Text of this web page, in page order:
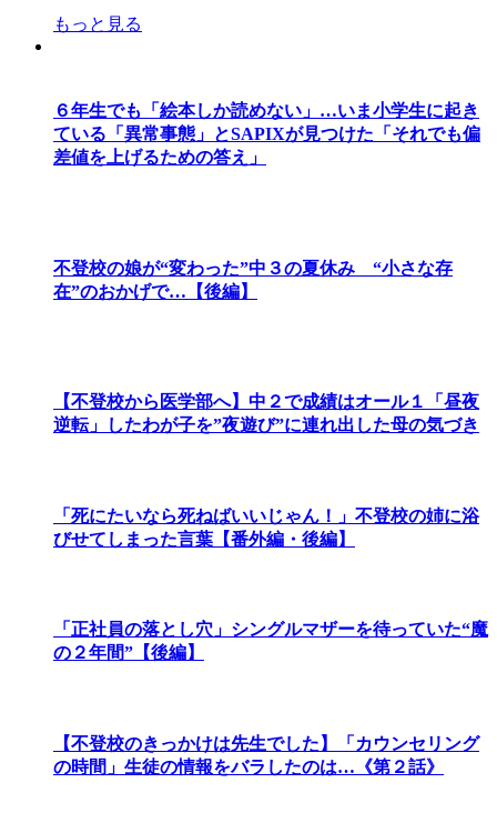
もっと見る
６年生でも「絵本しか読めない」…いま小学生に起き
ている「異常事態」とSAPIXが見つけた「それでも偏
差値を上げるための答え」
不登校の娘が“変わった”中３の夏休み “小さな存
在”のおかげで…【後編】
【不登校から医学部へ】中２で成績はオール１「昼夜
逆転」したわが子を”夜遊び”に連れ出した母の気づき
「死にたいなら死ねばいいじゃん！」不登校の姉に浴
びせてしまった言葉【番外編・後編】
「正社員の落とし穴」シングルマザーを待っていた“魔
の２年間”【後編】
【不登校のきっかけは先生でした】「カウンセリング
の時間」生徒の情報をバラしたのは…《第２話》